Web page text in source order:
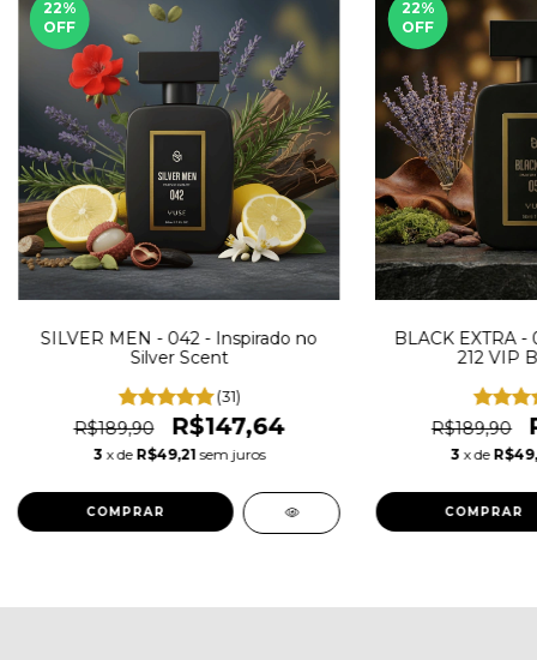
22%
OFF
SILVER MEN - 042 - Inspirado no
Silver Scent
(31)
R$189,90 R$147,64
3 x de R$49,21 sem juros
COMPRAR
22%
OFF
BLACK EXTRA -
212 VIP
R$189,90
3 x de
COMPRAR